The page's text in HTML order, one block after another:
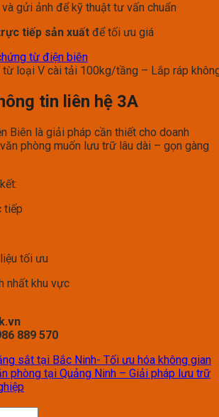
gửi ảnh để kỹ thuật tư vấn chuẩn
tiếp sản xuất để tối ưu giá
từ loại V cài tải 100kg/tầng – Lắp ráp
tin liên hệ 3A
Biên là giải pháp cần thiết cho doanh
phòng muốn lưu trữ lâu dài – gọn gàng
tiếp
tối ưu
nhất khu vực
889 570
sắt tại Bắc Ninh- Tối ưu hóa không gian
phòng tại Quảng Ninh – Giải pháp lưu trữ